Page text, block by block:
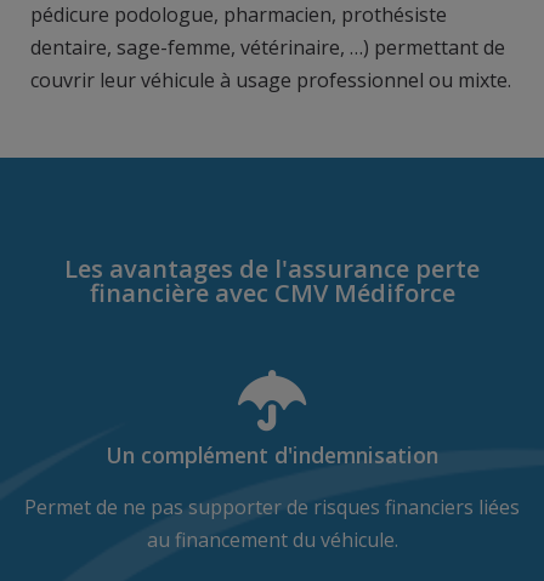
pédicure podologue, pharmacien, prothésiste
dentaire, sage-femme, vétérinaire, …) permettant de
couvrir leur véhicule à usage professionnel ou mixte.
Les avantages de l'assurance perte
financière avec CMV Médiforce
Un complément d'indemnisation
Permet de ne pas supporter de risques financiers liées
au financement du véhicule.